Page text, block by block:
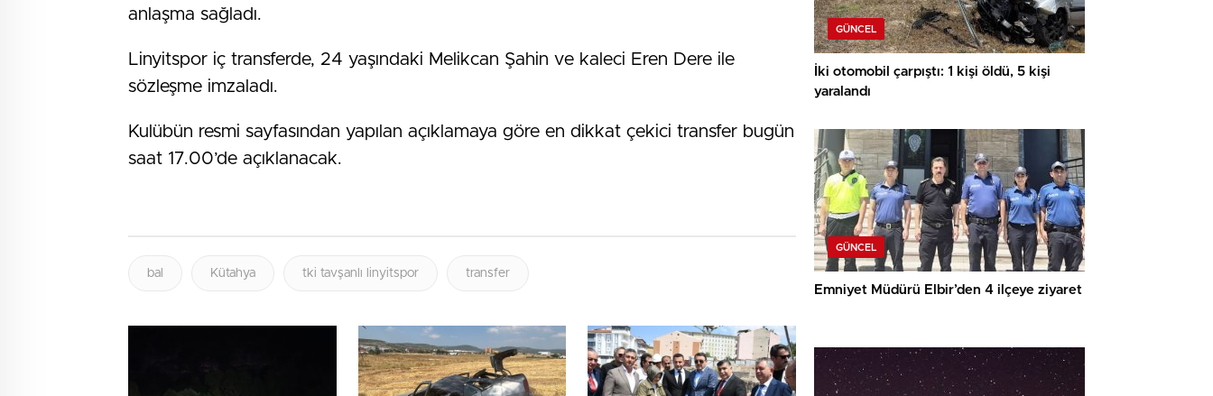
anlaşma sağladı.
Linyitspor iç transferde, 24 yaşındaki Melikcan Şahin ve kaleci Eren Dere ile
sözleşme imzaladı.
Kulübün resmi sayfasından yapılan açıklamaya göre en dikkat çekici transfer bugün
saat 17.00’de açıklanacak.
bal Kütahya tki tavşanlı linyitspor transfer
GÜNCEL
İki otomobil çarpıştı: 1 kişi öldü, 5 kişi
yaralandı
GÜNCEL
Emniyet Müdürü Elbir’den 4 ilçeye ziyaret